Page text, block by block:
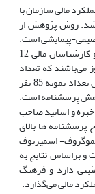
مالی سازمان با
روش پژوهش از
پیمایشی است.‌
جامعه آماری در این پژوهش کلیه مدیران، معاونین و کارشناسان مالی 12
که تعداد
آن‌ها مجموعاً 103 نفر بوده و بر اساس جدول مورگان تعداد نمونه 85 نفر
پرسشنامه است.
خبره و اساتید صاحب
پرسشنامه ها بالای
اسمیرنوف
براساس نتایج به
دارد و فرهنگ
مالی می‌گذارد.